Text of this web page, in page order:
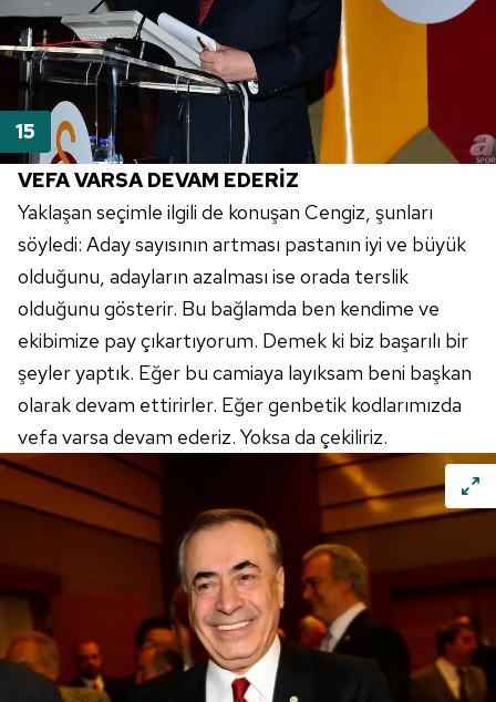
VEFA VARSA DEVAM EDERİZ
Yaklaşan seçimle ilgili de konuşan Cengiz, şunları
söyledi: Aday sayısının artması pastanın iyi ve büyük
olduğunu, adayların azalması ise orada terslik
olduğunu gösterir. Bu bağlamda ben kendime ve
ekibimize pay çıkartıyorum. Demek ki biz başarılı bir
şeyler yaptık. Eğer bu camiaya layıksam beni başkan
olarak devam ettirirler. Eğer genbetik kodlarımızda
vefa varsa devam ederiz. Yoksa da çekiliriz.